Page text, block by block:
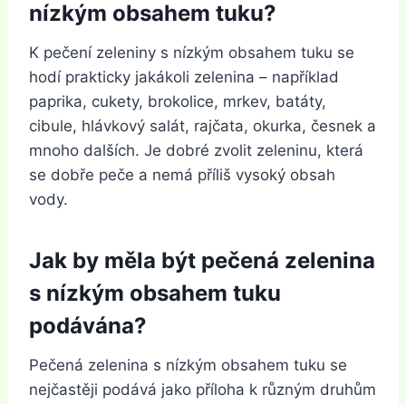
nízkým obsahem tuku?
K pečení zeleniny s nízkým obsahem tuku se
hodí prakticky jakákoli zelenina – například
paprika, cukety, brokolice, mrkev, batáty,
cibule, hlávkový salát, rajčata, okurka, česnek a
mnoho dalších. Je dobré zvolit zeleninu, která
se dobře peče a nemá příliš vysoký obsah
vody.
Jak by měla být pečená zelenina
s nízkým obsahem tuku
podávána?
Pečená zelenina s nízkým obsahem tuku se
nejčastěji podává jako příloha k různým druhům